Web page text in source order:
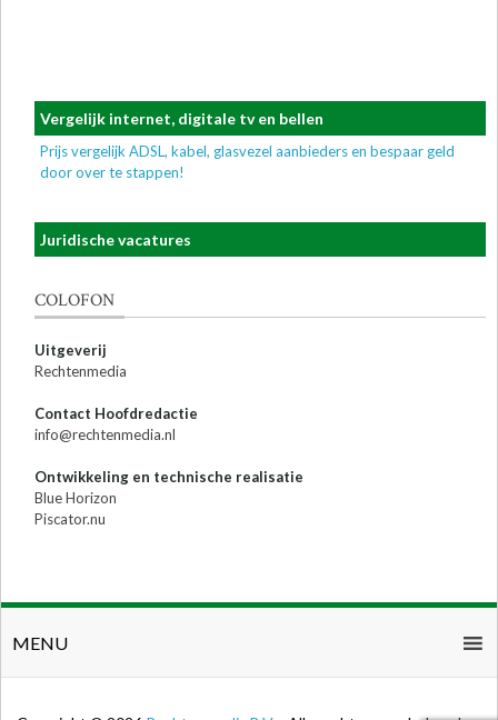
Vergelijk internet, digitale tv en bellen
Prijs vergelijk ADSL, kabel, glasvezel aanbieders en bespaar geld
door over te stappen!
Juridische vacatures
COLOFON
Uitgeverij
Rechtenmedia
Contact Hoofdredactie
info@rechtenmedia.nl
Ontwikkeling en technische realisatie
Blue Horizon
Piscator.nu
MENU